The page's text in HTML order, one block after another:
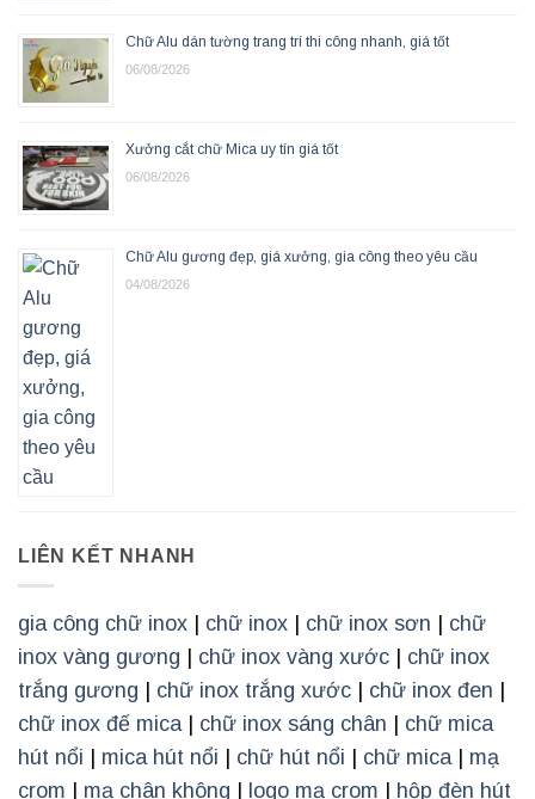
Chữ Alu dán tường trang trí thi công nhanh, giá tốt
06/08/2026
Xưởng cắt chữ Mica uy tín giá tốt
06/08/2026
Chữ Alu gương đẹp, giá xưởng, gia công theo yêu cầu
04/08/2026
LIÊN KẾT NHANH
gia công chữ inox chữ inox chữ inox sơn
chữ
inox vàng gương
chữ inox vàng xước
chữ inox
trắng gương
chữ inox trắng xước chữ inox đen
chữ inox đế mica| chữ inox sáng chân
chữ mica
hút nổi
mica hút nổi chữ hút nổi chữ mica| mạ
crom
mạ chân không logo mạ crom hộp đèn hút